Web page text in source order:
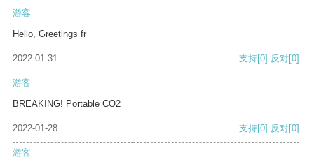
游客
Hello, Greetings fr
2022-01-31 支持[0] 反对[0]
游客
BREAKING! Portable CO2
2022-01-28 支持[0] 反对[0]
游客